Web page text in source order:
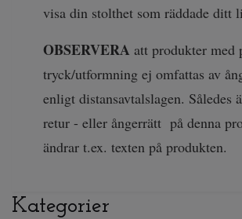
Kategorier
visa din stolthet som räddade ditt
OBSERVERA att produkter med
tryck/utformning ej omfattas av
enligt distansavtalslagen. Således
retur - eller ångerrätt på denna
ändrar t.ex. texten på produkten.